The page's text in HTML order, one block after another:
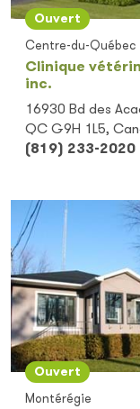
Clinique
inc.
Ouvert
Centre-du-Québec
16930 Bd des
QC G9H 1L5,
(819) 233-2020
Ouvert
Montérégie